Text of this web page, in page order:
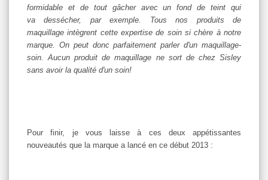
formidable et de tout gâcher avec un fond de teint qui
va dessécher, par exemple. Tous nos produits de
maquillage intègrent cette expertise de soin si chère à notre
marque. On peut donc parfaitement parler d'un maquillage-
soin. Aucun produit de maquillage ne sort de chez Sisley
sans avoir la qualité d'un soin!
Pour finir, je vous laisse à ces deux appétissantes
nouveautés que la marque a lancé en ce début 2013 :